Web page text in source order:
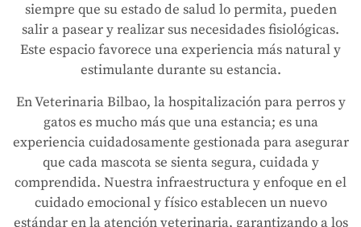
siempre que su estado de salud lo permita, pueden
salir a pasear y realizar sus necesidades fisiológicas.
Este espacio favorece una experiencia más natural y
estimulante durante su estancia.
En Veterinaria Bilbao, la hospitalización para perros y
gatos es mucho más que una estancia; es una
experiencia cuidadosamente gestionada para asegurar
que cada mascota se sienta segura, cuidada y
comprendida. Nuestra infraestructura y enfoque en el
cuidado emocional y físico establecen un nuevo
estándar en la atención veterinaria, garantizando a los